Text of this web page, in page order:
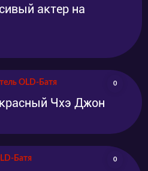
актер на
OLD-Батя 0
Чхэ Джон
Батя 0